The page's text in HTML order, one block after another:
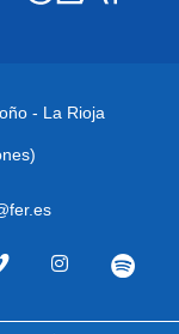
- La Rioja